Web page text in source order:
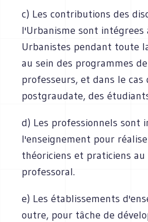
c) Les contributions des
l'Urbanisme sont
Urbanistes pendant toute
au sein des programmes
professeurs, et dans le cas
postgraudate, des
d) Les professionnels sont
l'enseignement pour
théoriciens et praticiens au
professoral.
e) Les établissements
outre, pour tâche de